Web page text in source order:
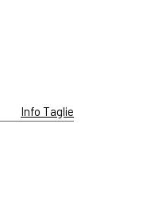
Info Taglie